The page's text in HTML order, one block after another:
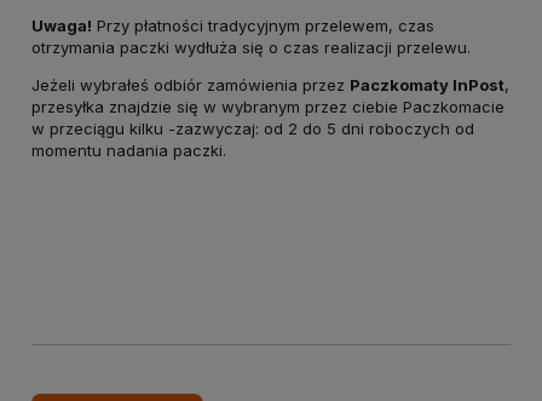
Uwaga! Przy płatności tradycyjnym przelewem, czas
otrzymania paczki wydłuża się o czas realizacji przelewu.
Jeżeli wybrałeś odbiór zamówienia przez Paczkomaty InPost,
przesyłka znajdzie się w wybranym przez ciebie Paczkomacie
w przeciągu kilku -zazwyczaj: od 2 do 5 dni roboczych od
momentu nadania paczki.